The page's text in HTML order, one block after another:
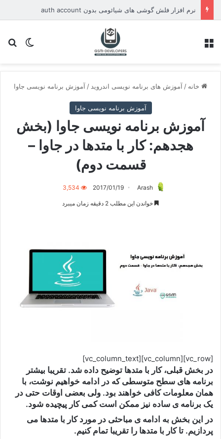
نرم افزار فلش گوشی های شیائومی بدون auth account
تغییر
خانه / آموزش های برنامه نویسی اندروید / آموزش برنامه نویسی جاوا
آموزش برنامه نویسی جاوا
آموزش برنامه نویسی جاوا (بخش
هجدهم: کار با متدها در جاوا –
قسمت دوم)
Arash
2017/01/19
3,534
خواندن این مطلب 2 دقیقه زمان میبرد
[vc_row][vc_column][vc_column_text]
در بخش قبلی، کار با متدها توضیح داده شد. تقریبا بیشتر
برنامه های سطح متوسطی که در ادامه خواهیم نوشت، با
همان معلومات کافی خواهند بود. ولی بعضی اوقات حتی در
یک برنامه ی ساده نیز ممکن است کمی کار پیچیده شود.
در این بخش به ادامه ی مباحثی در مورد کار با متدها می
پردازیم. تا کار با متدها را تقریبا تمام کنیم.